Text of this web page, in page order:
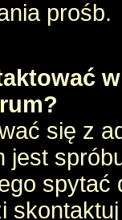
prośb.
się z
jest